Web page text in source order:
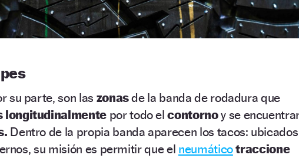
su parte, son las zonasde la banda de rodadura que
longitudinalmente por todo elcontornoy se
Dentro de la propia banda aparecen los tacos: ubicados
su misión es permitir que el neumáticotraccione